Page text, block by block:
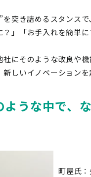
突き詰めるスタンス
」「お手入れを簡単
にそのような改良や
しいイノベーション
うな中で、
町屋氏